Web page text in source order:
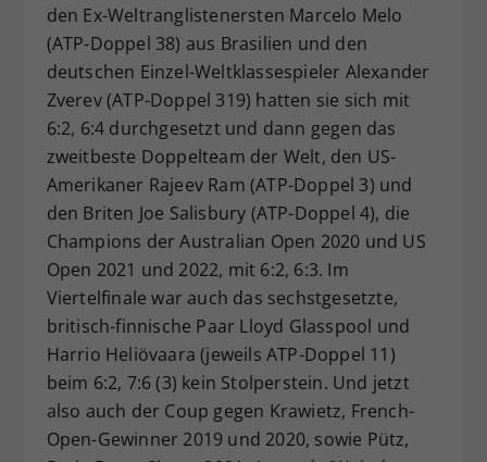
den Ex-Weltranglistenersten Marcelo Melo
(ATP-Doppel 38) aus Brasilien und den
deutschen Einzel-Weltklassespieler Alexander
Zverev (ATP-Doppel 319) hatten sie sich mit
6:2, 6:4 durchgesetzt und dann gegen das
zweitbeste Doppelteam der Welt, den US-
Amerikaner Rajeev Ram (ATP-Doppel 3) und
den Briten Joe Salisbury (ATP-Doppel 4), die
Champions der Australian Open 2020 und US
Open 2021 und 2022, mit 6:2, 6:3. Im
Viertelfinale war auch das sechstgesetzte,
britisch-finnische Paar Lloyd Glasspool und
Harrio Heliövaara (jeweils ATP-Doppel 11)
beim 6:2, 7:6 (3) kein Stolperstein. Und jetzt
also auch der Coup gegen Krawietz, French-
Open-Gewinner 2019 und 2020, sowie Pütz,